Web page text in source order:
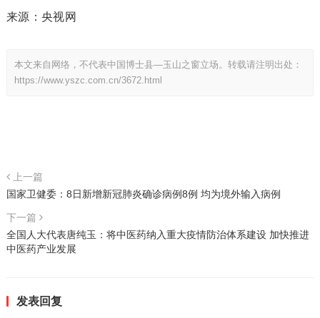
来源：央视网
本文来自网络，不代表中国博士县—玉山之窗立场。转载请注明出处：
https://www.yszc.com.cn/3672.html
上一篇
国家卫健委：8日新增新冠肺炎确诊病例8例 均为境外输入病例
下一篇
全国人大代表唐纯玉：将中医药纳入重大疫情防治体系建设 加快推进
中医药产业发展
发表回复